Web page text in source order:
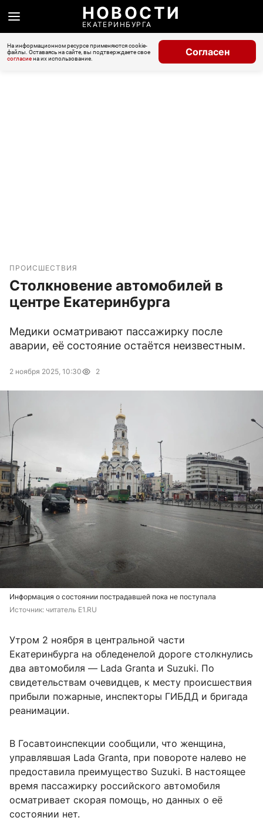
НОВОСТИ
ЕКАТЕРИНБУРГА
На информационном ресурсе применяются cookie-
файлы. Оставаясь на сайте, вы подтверждаете свое
согласиена их использование.
Согласен
ПРОИСШЕСТВИЯ
Столкновение автомобилей в
центре Екатеринбурга
Медики осматривают пассажирку после
аварии, её состояние остаётся неизвестным.
2 ноября 2025, 10:30 2
Информация о состоянии пострадавшей пока не поступала
Источник: читатель E1.RU
Утром 2 ноября в центральной части
Екатеринбурга на обледенелой дороге столкнулись
два автомобиля — Lada Granta и Suzuki. По
свидетельствам очевидцев, к месту происшествия
прибыли пожарные, инспекторы ГИБДД и бригада
реанимации.
В Госавтоинспекции сообщили, что женщина,
управлявшая Lada Granta, при повороте налево не
предоставила преимущество Suzuki. В настоящее
время пассажирку российского автомобиля
осматривает скорая помощь, но данных о её
состоянии нет.